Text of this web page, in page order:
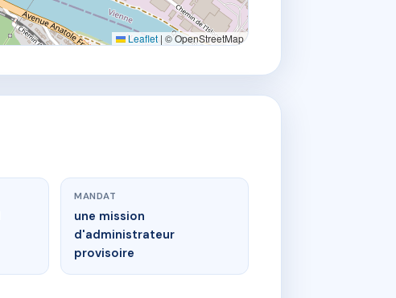
Leaflet | © OpenStreetMap
MANDAT
une mission
d'administrateur
provisoire